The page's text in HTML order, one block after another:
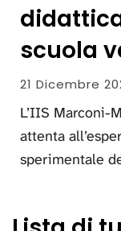
scuola
21 Dicembre
L’IIS Marconi-
attenta
sperimentale